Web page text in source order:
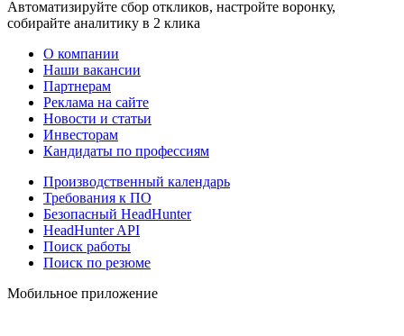
Автоматизируйте сбор откликов, настройте воронку,
собирайте аналитику в 2 клика
О компании
Наши вакансии
Партнерам
Реклама на сайте
Новости и статьи
Инвесторам
Кандидаты по профессиям
Производственный календарь
Требования к ПО
Безопасный HeadHunter
HeadHunter API
Поиск работы
Поиск по резюме
Мобильное приложение